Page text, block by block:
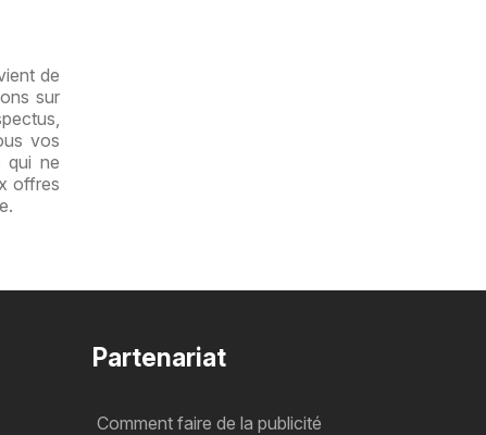
de
sur
vos
qui ne
offres
Partenariat
Comment faire de la publicité